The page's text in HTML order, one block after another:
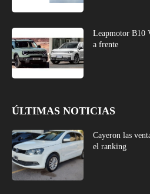
Leapmotor B10
a frente
ÚLTIMAS NOTICIAS
Cayeron las
el ranking